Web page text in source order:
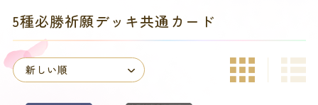
5種必勝祈願デッキ共通カード